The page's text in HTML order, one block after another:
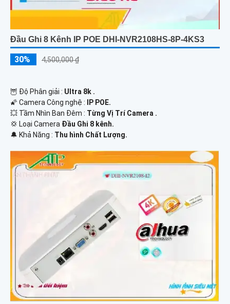
Đầu Ghi 8 Kênh IP POE DHI-NVR2108HS-8P-4KS3
30% 4,500,000 ₫
🦉 Độ Phân giải : Ultra 8k .
🌠 Camera Công nghệ :
IP POE.
💥 Tầm Nhìn Ban Đêm : Từng Vị Trí Camera .
💢 Loại Camera Đầu Ghi 8 kênh.
️🔔 Khả Năng : Thu hình Chất Lượng.